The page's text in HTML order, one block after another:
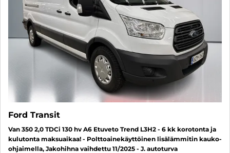
Ford Transit
Van 350 2,0 TDCi 130 hv A6 Etuveto Trend L3H2 - 6 kk korotonta ja
kulutonta maksuaikaa! - Polttoainekäyttöinen lisälämmitin kauko-
ohjaimella, Jakohihna vaihdettu 11/2025 - J. autoturva